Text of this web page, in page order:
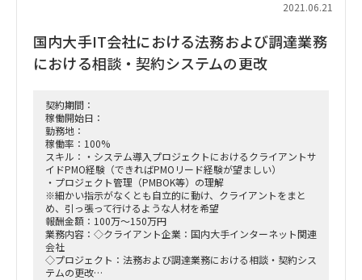
説明・議論・調整できる程度が必要）
・会計・経理領域全般における業務知識
・SAP FIモジュールの導入・カスタマイズ経験（導入時の言
・システム導入プロジェクトでのチームリード以上のマネジメ
ント経験
・会計英語知識
・固定資産、税務領域での専門業務知識
◇各種条件
・参画開始時期：2021年8月～
・稼働率：100％
2021.06.21
国内大手IT会社における法務および調達業務
における相談・契約システムの更改
契約期間：
稼働開始日：
勤務地：
稼働率：100%
スキル：・システム導入プロジェクトにおけるクライアントサ
イドPMO経験（できればPMOリード経験が望ましい）
・プロジェクト管理（PMBOK等）の理解
※細かい指示がなくとも自立的に動け、クライアントをまと
め、引っ張って行けるような人材を希望
報酬金額：100万～150万円
業務内容：◇クライアント企業：国内大手インターネット関連
会社
◇プロジェクト：法務および調達業務における相談・契約シス
テムの更改